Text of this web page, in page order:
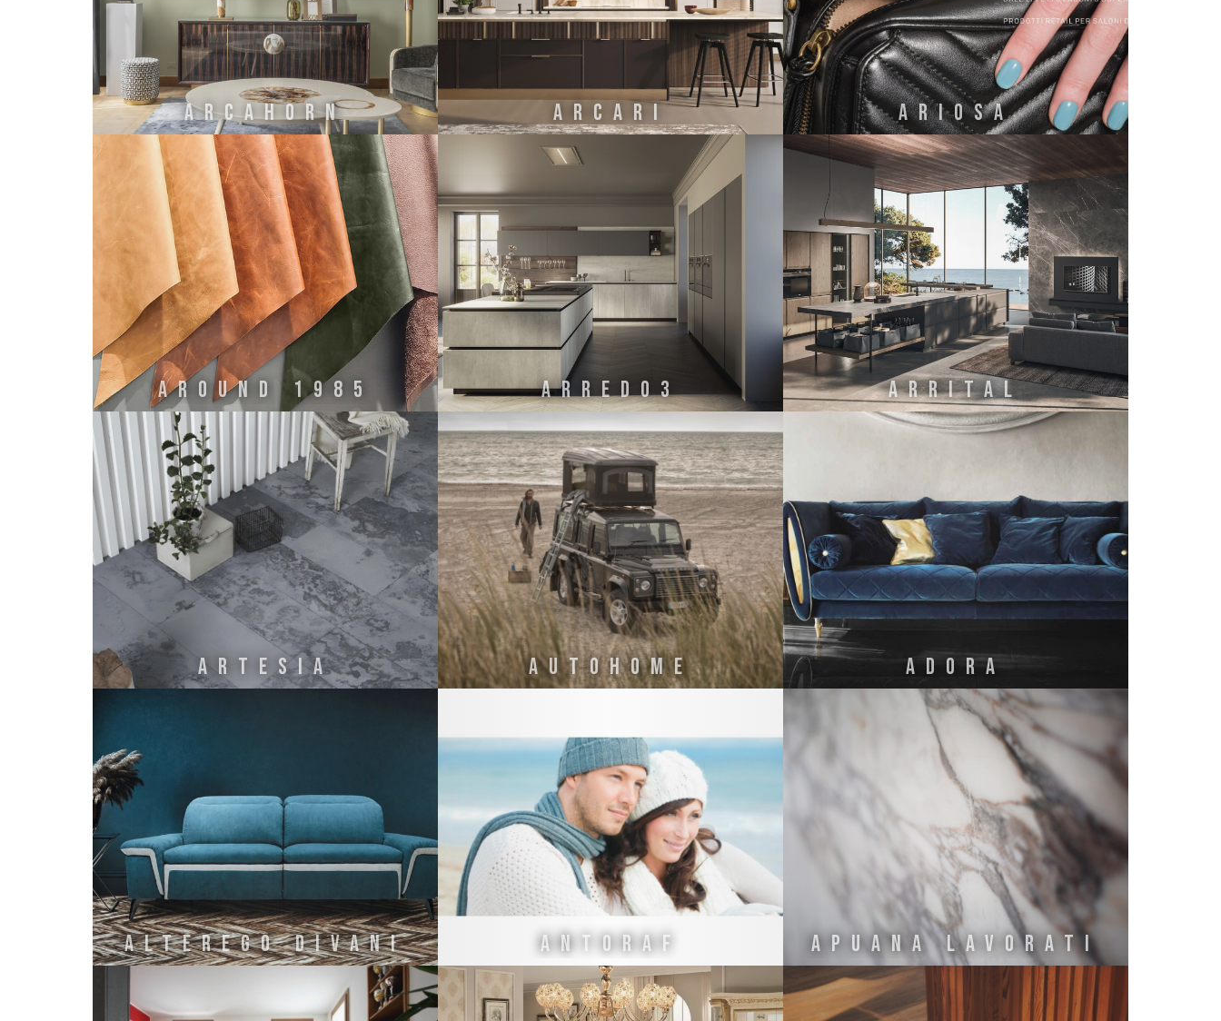
ARCAHORN ARCARI ARIOSA
AROUND 1985 ARREDO3 ARRITAL
ARTESIA AUTOHOME Adora
Alterego Divani Antoraf Apuana LAvorati